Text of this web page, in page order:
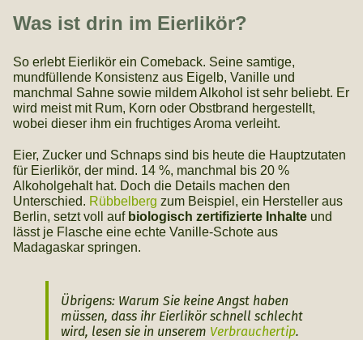
Was ist drin im Eierlikör?
So erlebt Eierlikör ein Comeback. Seine samtige,
mundfüllende Konsistenz aus Eigelb, Vanille und
manchmal Sahne sowie mildem Alkohol ist sehr beliebt. Er
wird meist mit Rum, Korn oder Obstbrand hergestellt,
wobei dieser ihm ein fruchtiges Aroma verleiht.
Eier, Zucker und Schnaps sind bis heute die Hauptzutaten
für Eierlikör, der mind. 14 %, manchmal bis 20 %
Alkoholgehalt hat. Doch die Details machen den
Unterschied. Rübbelberg zum Beispiel, ein Hersteller aus
Berlin, setzt voll auf biologisch zertifizierte Inhalteund
lässt je Flasche eine echte Vanille-Schote aus
Madagaskar springen.
Übrigens: Warum Sie keine Angst haben
müssen, dass ihr Eierlikör schnell schlecht
wird, lesen sie in unserem Verbrauchertip.